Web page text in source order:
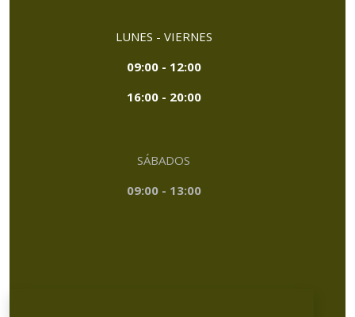
LUNES - VIERNES
09:00 - 12:00
16:00 - 20:00
SÁBADOS
09:00 - 13:00